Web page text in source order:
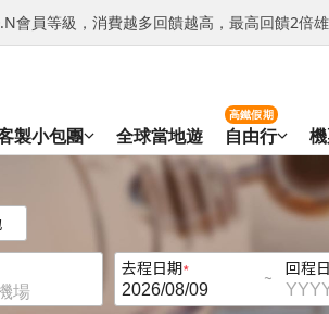
會員等級，消費越多回饋越高，最高回饋2倍雄
製小包團 全球當地遊 自由行
高鐵假期
去程日期 ~ 回程